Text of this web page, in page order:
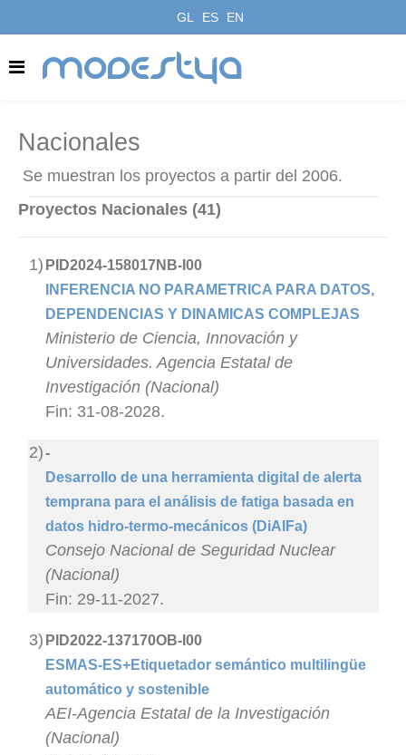
GL ES EN
modestya
Nacionales
Se muestran los proyectos a partir del 2006.
Proyectos Nacionales (41)
1) PID2024-158017NB-I00
INFERENCIA NO PARAMETRICA PARA DATOS,
DEPENDENCIAS Y DINAMICAS COMPLEJAS
Ministerio de Ciencia, Innovación y
Universidades. Agencia Estatal de
Investigación (Nacional)
Fin: 31-08-2028.
2)-
Desarrollo de una herramienta digital de alerta
temprana para el análisis de fatiga basada en
datos hidro-termo-mecánicos (DiAlFa)
Consejo Nacional de Seguridad Nuclear
(Nacional)
Fin: 29-11-2027.
3) PID2022-137170OB-I00
ESMAS-ES+Etiquetador semántico multilingüe
automático y sostenible
AEI-Agencia Estatal de la Investigación
(Nacional)